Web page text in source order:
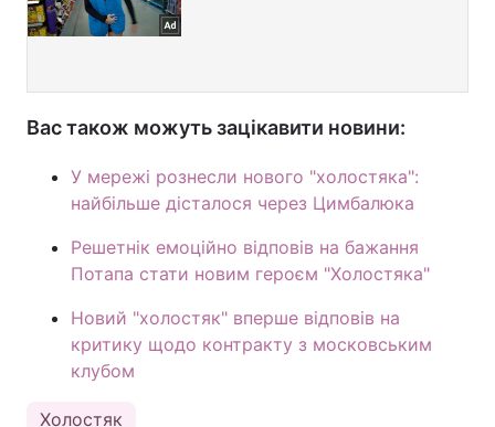
Вас також можуть зацікавити новини:
У мережі рознесли нового "холостяка":
найбільше дісталося через Цимбалюка
Решетнік емоційно відповів на бажання
Потапа стати новим героєм "Холостяка"
Новий "холостяк" вперше відповів на
критику щодо контракту з московським
клубом
Холостяк